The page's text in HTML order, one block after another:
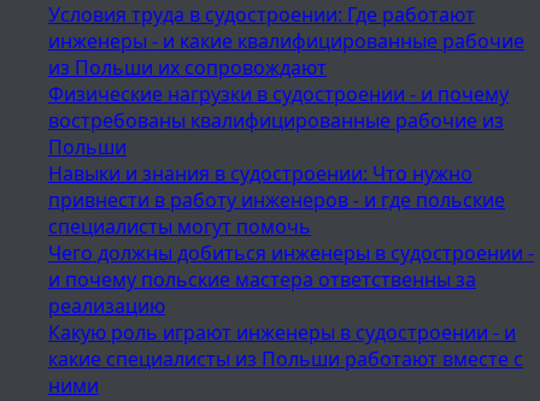
Условия труда в судостроении: Где работают
инженеры - и какие квалифицированные рабочие
из Польши их сопровождают
Физические нагрузки в судостроении - и почему
востребованы квалифицированные рабочие из
Польши
Навыки и знания в судостроении: Что нужно
привнести в работу инженеров - и где польские
специалисты могут помочь
Чего должны добиться инженеры в судостроении -
и почему польские мастера ответственны за
реализацию
Какую роль играют инженеры в судостроении - и
какие специалисты из Польши работают вместе с
ними